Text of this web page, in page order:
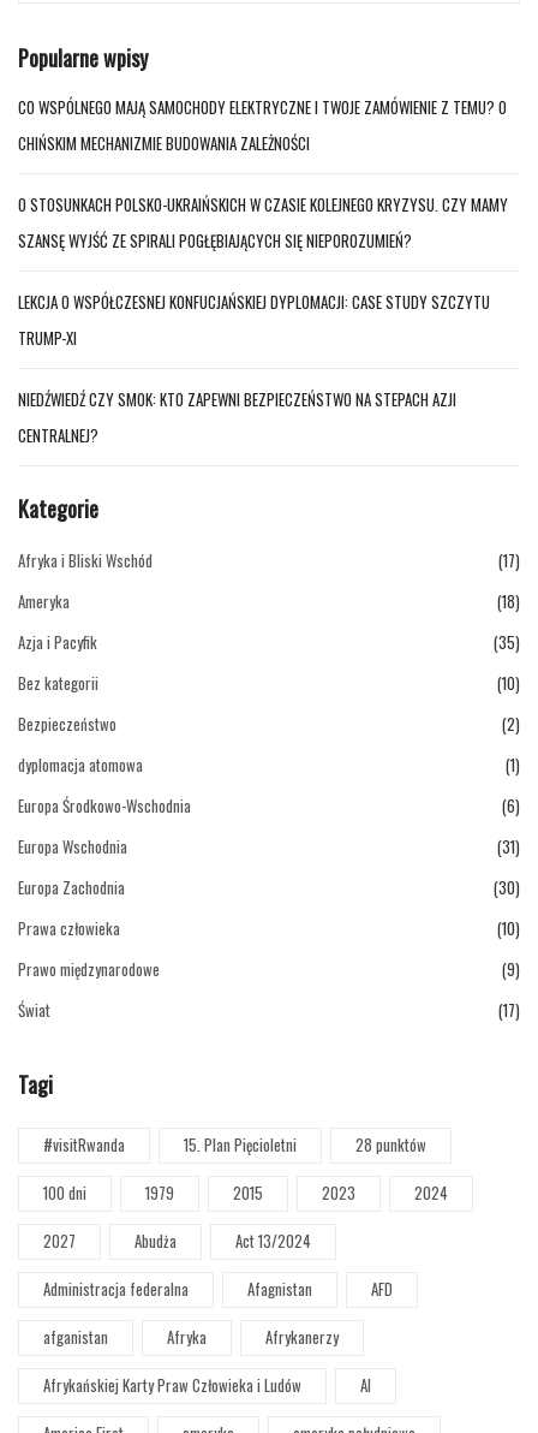
Popularne wpisy
CO WSPÓLNEGO MAJĄ SAMOCHODY ELEKTRYCZNE I TWOJE ZAMÓWIENIE Z TEMU? O
CHIŃSKIM MECHANIZMIE BUDOWANIA ZALEŻNOŚCI
O STOSUNKACH POLSKO-UKRAIŃSKICH W CZASIE KOLEJNEGO KRYZYSU. CZY MAMY
SZANSĘ WYJŚĆ ZE SPIRALI POGŁĘBIAJĄCYCH SIĘ NIEPOROZUMIEŃ?
LEKCJA O WSPÓŁCZESNEJ KONFUCJAŃSKIEJ DYPLOMACJI: CASE STUDY SZCZYTU
TRUMP-XI
NIEDŹWIEDŹ CZY SMOK: KTO ZAPEWNI BEZPIECZEŃSTWO NA STEPACH AZJI
CENTRALNEJ?
Kategorie
Afryka i Bliski Wschód
(17)
Ameryka
(18)
Azja i Pacyfik
(35)
Bez kategorii
(10)
Bezpieczeństwo
(2)
dyplomacja atomowa
(1)
Europa Środkowo-Wschodnia
(6)
Europa Wschodnia
(31)
Europa Zachodnia
(30)
Prawa człowieka
(10)
Prawo międzynarodowe
(9)
Świat
(17)
Tagi
#visitRwanda 15. Plan Pięcioletni
28 punktów
100 dni
1979 2015 2023
2024
2027
Abudża
Act 13/2024
Administracja federalna
Afagnistan
AFD
afganistan
Afryka
Afrykanerzy
Afrykańskiej Karty Praw Człowieka i Ludów
AI